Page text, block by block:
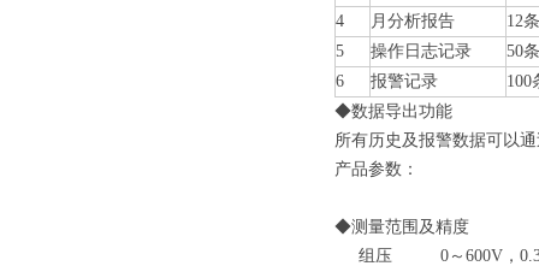
4 月分析报告
12条
5
操作日志记录
50条
6
报警记录
100
◆数据导出功能
所有历史及报警数据可以
产品参数：
◆测量范围及精度
组压 0～600V，